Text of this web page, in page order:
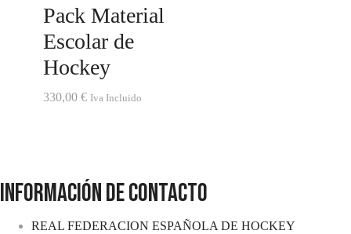
Pack Material
Escolar de
Hockey
330,00 € Iva Incluido
INFORMACIÓN DE CONTACTO
REAL FEDERACION ESPAÑOLA DE HOCKEY